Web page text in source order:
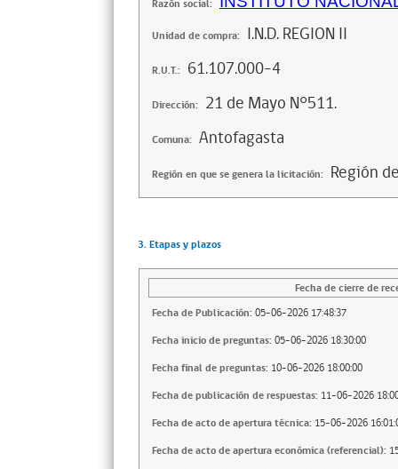
Razón social:
Unidad de compra: I.N.D. REGION II
R.U.T.: 61.107.000-4
Dirección: 21 de Mayo N°511.
Comuna: Antofagasta
Región en que se genera la licitación: Región
3. Etapas y plazos
Fecha de cierre de
Fecha de Publicación: 05-06-2026 17:48:37
Fecha inicio de preguntas: 05-06-2026 18:30:00
Fecha final de preguntas: 10-06-2026 18:00:00
Fecha de publicación de respuestas: 11-06-2026
Fecha de acto de apertura técnica: 15-06-2026
Fecha de acto de apertura económica (referencial):